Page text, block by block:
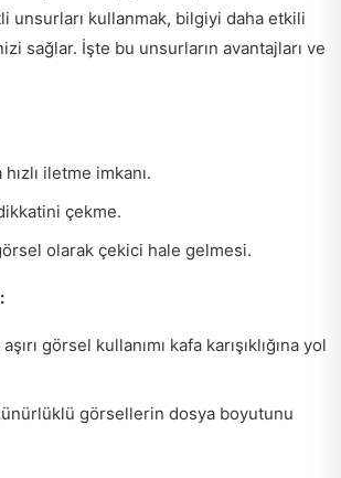
unsurları kullanmak, bilgiyi daha etkili
sağlar. İşte bu unsurların avantajları ve
iletme imkanı.
çekme.
olarak çekici hale gelmesi.
görsel kullanımı kafa karışıklığına yol
görsellerin dosya boyutunu